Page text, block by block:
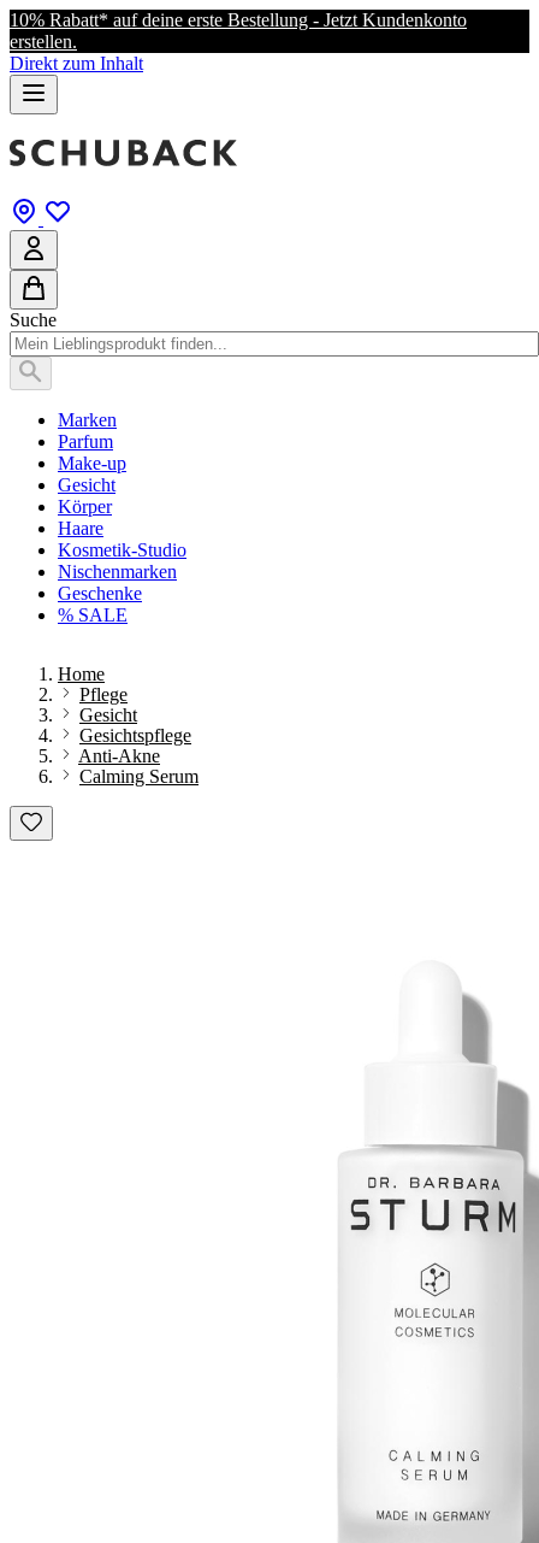
10% Rabatt* auf deine erste Bestellung - Jetzt Kundenkonto
erstellen.
Direkt zum Inhalt
Suche
Marken
Parfum
Make-up
Gesicht
Körper
Haare
Kosmetik-Studio
Nischenmarken
Geschenke
% SALE
Home
Pflege
Gesicht
Gesichtspflege
Anti-Akne
Calming Serum